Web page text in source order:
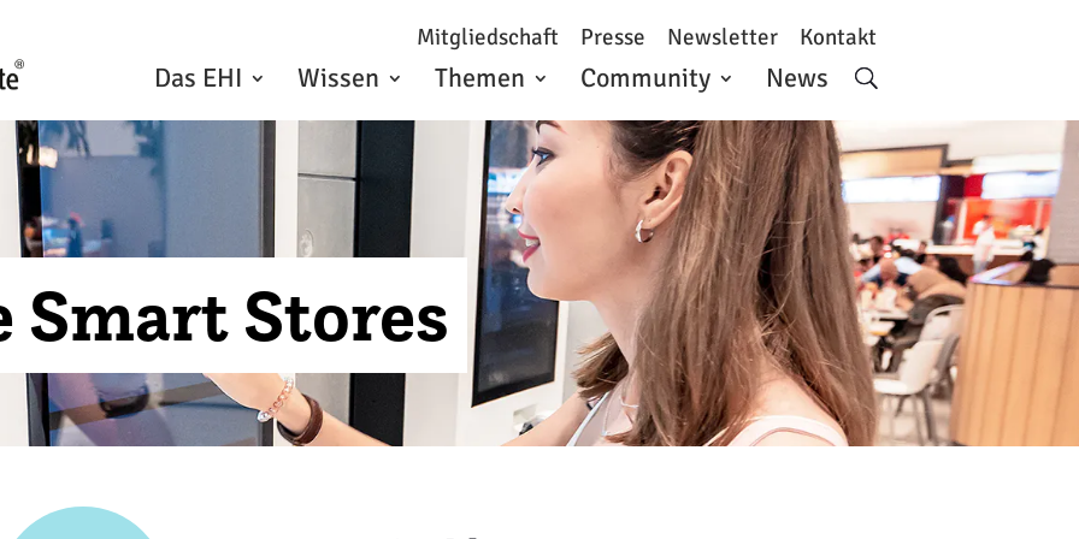
Mitgliedschaft Presse Newsletter Kontakt
Das EHI Wissen Themen Community News
Smart Stores